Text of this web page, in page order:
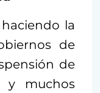
la
de
de
y muchos